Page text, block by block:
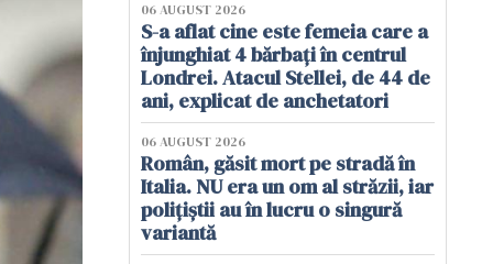
06 AUGUST 2026
S-a aflat cine este femeia care a
înjunghiat 4 bărbați în centrul
Londrei. Atacul Stellei, de 44 de
ani, explicat de anchetatori
06 AUGUST 2026
Român, găsit mort pe stradă în
Italia. NU era un om al străzii, iar
polițiștii au în lucru o singură
variantă